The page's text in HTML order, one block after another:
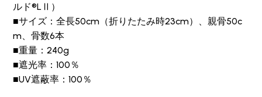
ルド®LⅡ）
■サイズ：全長50cm（折りたたみ時23cm）、親骨50c
m、骨数6本
■重量：240g
■遮光率：100％
■UV遮蔽率：100％